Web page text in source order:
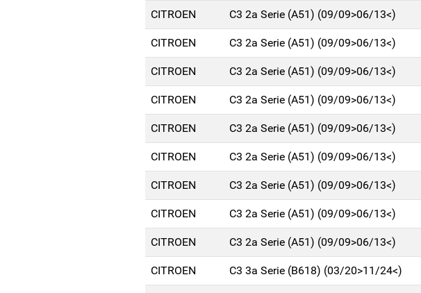
CITROEN C3 2a Serie (A51) (09/09>06/13<)
CITROEN C3 2a Serie (A51) (09/09>06/13<)
CITROEN C3 2a Serie (A51) (09/09>06/13<)
CITROEN C3 2a Serie (A51) (09/09>06/13<)
CITROEN C3 2a Serie (A51) (09/09>06/13<)
CITROEN C3 2a Serie (A51) (09/09>06/13<)
CITROEN C3 2a Serie (A51) (09/09>06/13<)
CITROEN C3 2a Serie (A51) (09/09>06/13<)
CITROEN C3 2a Serie (A51) (09/09>06/13<)
CITROEN C3 3a Serie (B618) (03/20>11/24<)